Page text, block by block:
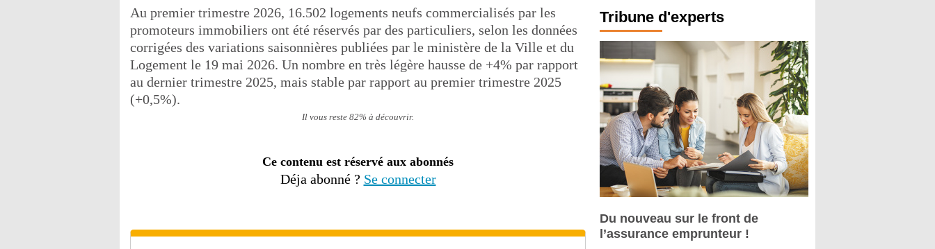
Au premier trimestre 2026, 16.502 logements neufs commercialisés par les
promoteurs immobiliers ont été réservés par des particuliers, selon les données
corrigées des variations saisonnières publiées par le ministère de la Ville et du
Logement le 19 mai 2026. Un nombre en très légère hausse de +4% par rapport
au dernier trimestre 2025, mais stable par rapport au premier trimestre 2025
(+0,5%).
Il vous reste 82% à découvrir.
Ce contenu est réservé aux abonnés
Déja abonné ? Se connecter
Tribune d'experts
Du nouveau sur le front de
l’assurance emprunteur !